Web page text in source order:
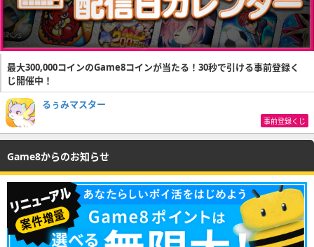
最大300,000コインのGame8コインが当たる！30秒で引ける事前登録く
じ開催中！
るぅみマスター
事前登録くじ
Game8からのお知らせ